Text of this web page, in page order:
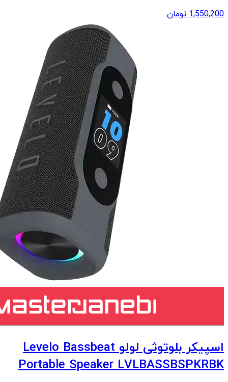
1,550,200 تومان
اسپیکر بلوتوثی لولو Levelo Bassbeat
Portable Speaker LVLBASSBSPKRBK